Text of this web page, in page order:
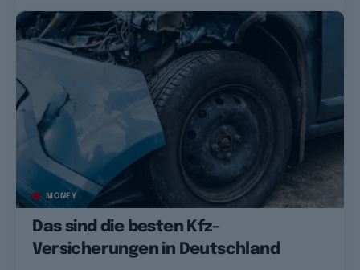
MONEY
Das sind die besten Kfz-
Versicherungen in Deutschland